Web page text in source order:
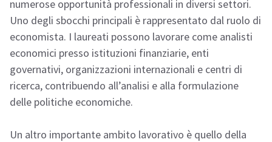
numerose opportunità professionali in diversi settori.
Uno degli sbocchi principali è rappresentato dal ruolo di
economista. I laureati possono lavorare come analisti
economici presso istituzioni finanziarie, enti
governativi, organizzazioni internazionali e centri di
ricerca, contribuendo all’analisi e alla formulazione
delle politiche economiche.
Un altro importante ambito lavorativo è quello della